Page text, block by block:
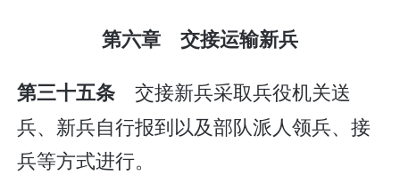
第六章 交接运输新兵
第三十五条 交接新兵采取兵役机关送
兵、新兵自行报到以及部队派人领兵、接
兵等方式进行。